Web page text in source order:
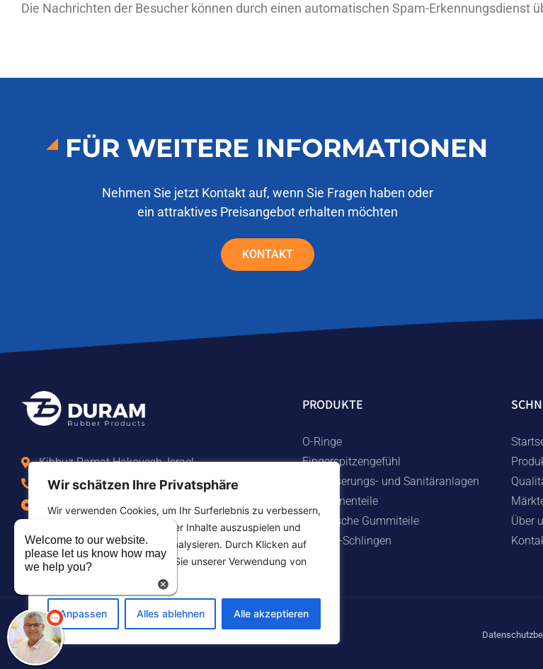
Wir schätzen Ihre Privatsphäre
Wir verwenden Cookies, um Ihr Surferlebnis zu verbessern,
personalisierte Werbung oder Inhalte auszuspielen und
unseren Datenverkehr zu analysieren. Durch Klicken auf
"Alle akzeptieren" stimmen Sie unserer Verwendung von
Anpassen Alles ablehnen Alle akzeptieren
Die Nachrichten der Besucher können durch einen automatischen Spam-Erkennungsdienst
FÜR WEITERE INFORMATIONEN
Nehmen Sie jetzt Kontakt auf, wenn Sie Fragen haben oder
ein attraktives Preisangebot erhalten möchten
KONTAKT
Kibbuz Ramat Hakovesh, Israel
Tel. +972-9-7474458
Fax +972-9-7474479
PRODUKTE
O-Ringe
Fingerspitzengefühl
Bewässerungs- und Sanitäranlagen
Maschinenteile
Technische Gummiteile
Gummi-Schlingen
Über
©2026 Duram Rubber Products. Alle Rechte vorbehalten.
Welcome to our website.
please let us know how may
we help you?